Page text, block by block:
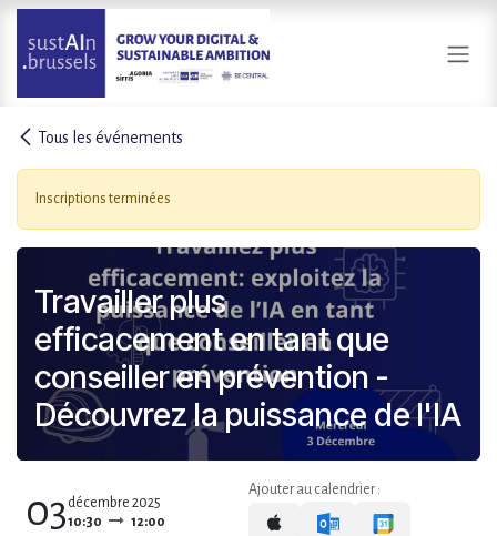
Se rendre au contenu
Tous les événements
Inscriptions terminées
Travailler plus
efficacement en tant que
conseiller en prévention -
Découvrez la puissance de l'IA
03 décembre 2025
10:30
12:00
Ajouter au calendrier :